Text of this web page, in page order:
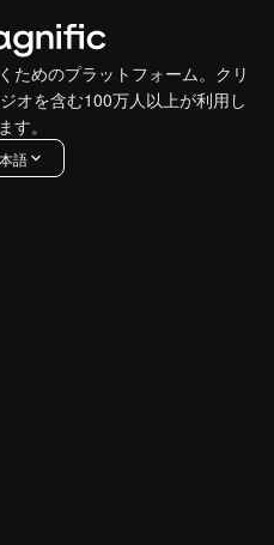
ためのプラットフォーム。クリ
オを含む100万人以上が利用し
す。
語